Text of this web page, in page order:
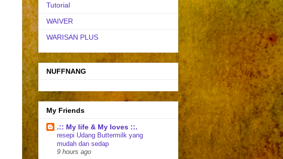
Tutorial
WAIVER
WARISAN PLUS
NUFFNANG
My Friends
.:: My life & My loves ::.
resepi Udang Buttermilk yang
mudah dan sedap
9 hours ago